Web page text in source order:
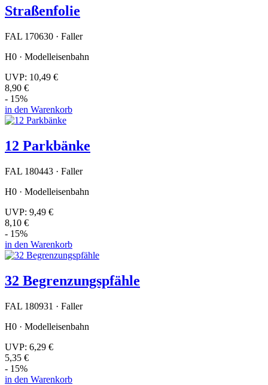
Straßenfolie
FAL 170630 · Faller
H0 · Modelleisenbahn
UVP: 10,49 €
8,90 €
- 15%
in den Warenkorb
12 Parkbänke
FAL 180443 · Faller
H0 · Modelleisenbahn
UVP: 9,49 €
8,10 €
- 15%
in den Warenkorb
32 Begrenzungspfähle
FAL 180931 · Faller
H0 · Modelleisenbahn
UVP: 6,29 €
5,35 €
- 15%
in den Warenkorb